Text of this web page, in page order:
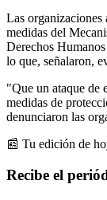
Las organizaciones
medidas del
Derechos
lo que, señalaron,
"Que un ataque de
medidas de
denunciaron las
📰 Tu edición de
Recibe el